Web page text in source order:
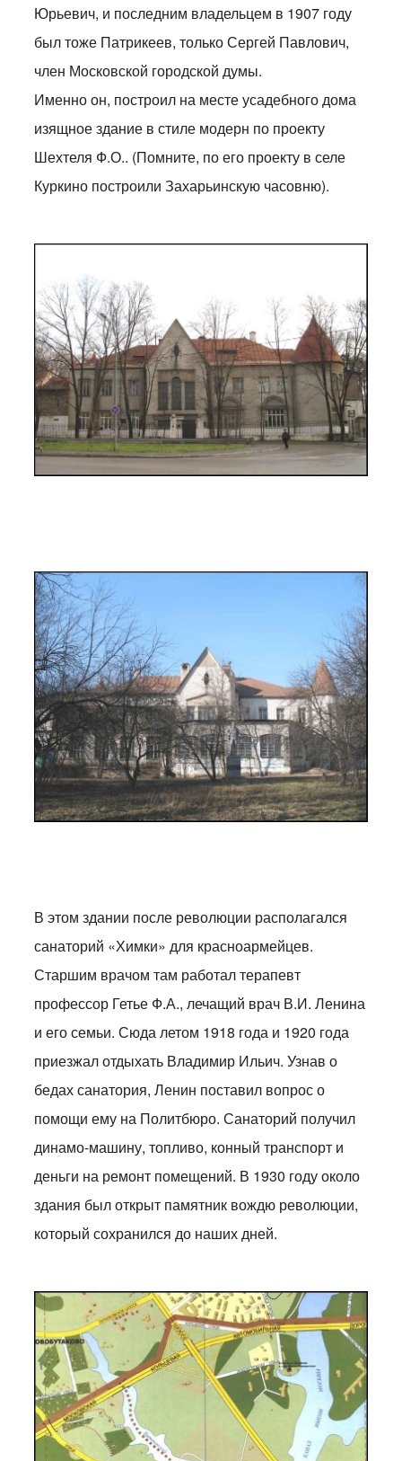
Юрьевич, и последним владельцем в 1907 году
был тоже Патрикеев, только Сергей Павлович,
член Московской городской думы.
Именно он, построил на месте усадебного дома
изящное здание в стиле модерн по проекту
Шехтеля Ф.О.. (Помните, по его проекту в селе
Куркино построили Захарьинскую часовню).
В этом здании после революции располагался
санаторий «Химки» для красноармейцев.
Старшим врачом там работал терапевт
профессор Гетье Ф.А., лечащий врач В.И. Ленина
и его семьи. Сюда летом 1918 года и 1920 года
приезжал отдыхать Владимир Ильич. Узнав о
бедах санатория, Ленин поставил вопрос о
помощи ему на Политбюро. Санаторий получил
динамо-машину, топливо, конный транспорт и
деньги на ремонт помещений. В 1930 году около
здания был открыт памятник вождю революции,
который сохранился до наших дней.